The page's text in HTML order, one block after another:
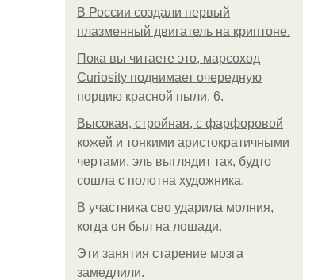
В России создали первый
плазменный двигатель на криптоне.
Пока вы читаете это, марсоход
Curiosity поднимает очередную
порцию красной пыли. 6.
Высокая, стройная, с фарфоровой
кожей и тонкими аристократичными
чертами, эль выглядит так, будто
сошла с полотна художника.
В участника сво ударила молния,
когда он был на лошади.
Эти занятия старение мозга
замедлили.